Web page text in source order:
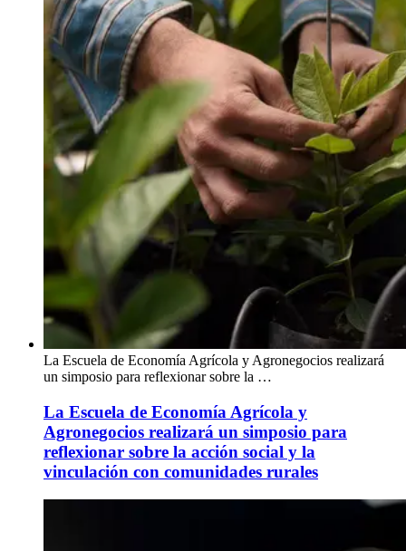
La Escuela de Economía Agrícola y Agronegocios realizará
un simposio para reflexionar sobre la …
La Escuela de Economía Agrícola y
Agronegocios realizará un simposio para
reflexionar sobre la acción social y la
vinculación con comunidades rurales